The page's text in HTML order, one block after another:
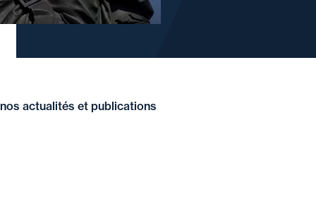
actualités et publications